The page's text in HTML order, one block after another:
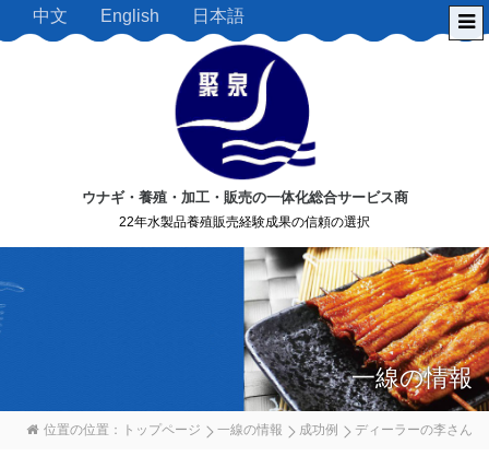
中文 English 日本語
ウナギ・養殖・加工・販売の一体化総合サービス商
22年水製品養殖販売経験成果の信頼の選択
一線の情報
位置の位置： トップページ 一線の情報 成功例 ディーラーの李さん